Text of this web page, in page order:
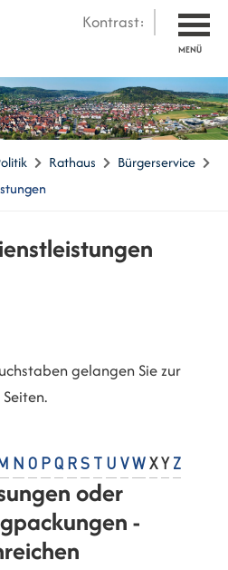
Kontrast:
MENÜ
Rathaus
Bürgerservice
gelangen Sie zur
M N O P Q R S U V W X Y Z
oder
-